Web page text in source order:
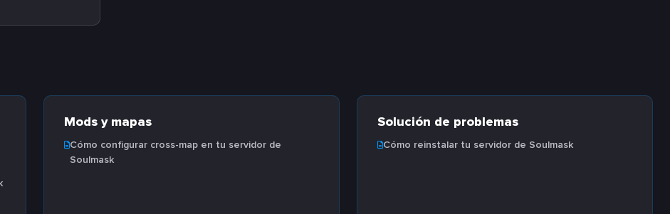
Mods y mapas
Cómo configurar cross-map en tu servidor de
Soulmask
Solución de problemas
Cómo reinstalar tu servidor de Soulmask